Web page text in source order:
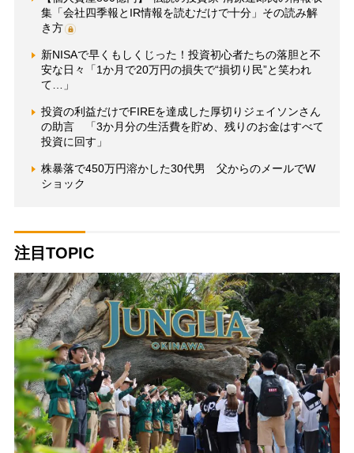
集「会社四季報とIR情報を読むだけで十分」その読み解
き方
新NISAで早くもしくじった！投資初心者たちの落胆と不
安な日々「1か月で20万円の損失で“損切り民”と笑われ
て…」
投資の利益だけでFIREを達成した厚切りジェイソンさん
の助言 「3か月分の生活費を貯め、残りのお金はすべて
投資に回す」
株暴落で450万円溶かした30代男 父からのメールでW
ショック
注目TOPIC